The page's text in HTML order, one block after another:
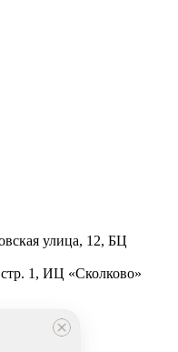
улица, 12, БЦ
1, ИЦ «Сколково»